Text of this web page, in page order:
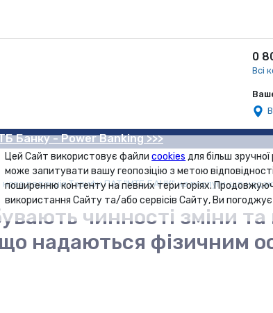
0
Всі
Банку - Power Banking >>>
нова редакція Тарифи ПАТ "МТБ БАНК" на послуги, що
чинності зміни
надаються фізичним
Цей Сайт використовує файлиcookies для більш
може запитувати вашу геопозіцію з метою
поширенню контенту на певних територіях.
використання Сайту та/або сервісів Сайту, Ви